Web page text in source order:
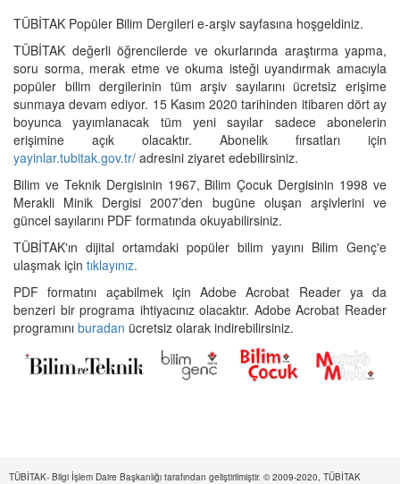
TÜBİTAK Popüler Bilim Dergileri e-arşiv sayfasına hoşgeldiniz.
TÜBİTAK değerli öğrencilerde ve okurlarında araştırma yapma,
soru sorma, merak etme ve okuma isteği uyandırmak amacıyla
popüler bilim dergilerinin tüm arşiv sayılarını ücretsiz erişime
sunmaya devam ediyor. 15 Kasım 2020 tarihinden itibaren dört ay
boyunca yayımlanacak tüm yeni sayılar sadece abonelerin
erişimine açık olacaktır. Abonelik fırsatları için
yayinlar.tubitak.gov.tr/ adresini ziyaret edebilirsiniz.
Bilim ve Teknik Dergisinin 1967, Bilim Çocuk Dergisinin 1998 ve
Merakli Minik Dergisi 2007’den bugüne oluşan arşivlerini ve
güncel sayılarını PDF formatında okuyabilirsiniz.
TÜBİTAK'ın dijital ortamdaki popüler bilim yayını Bilim Genç'e
ulaşmak için tıklayınız.
PDF formatını açabilmek için Adobe Acrobat Reader ya da
benzeri bir programa ihtiyacınız olacaktır. Adobe Acrobat Reader
programını buradan ücretsiz olarak indirebilirsiniz.
TÜBİTAK- Bilgi İşlem Daire Başkanlığı tarafından geliştirilmiştir. © 2009-2020, TÜBİTAK